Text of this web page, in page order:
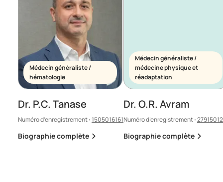
Médecin généraliste /
hématologie
Dr. P.C. Tanase
Numéro d’enregistrement :1505016161
Biographie complète
Médecin généraliste /
médecine physique et
réadaptation
Dr. O.R. Avram
Numéro d’enregistrement :
Biographie complète